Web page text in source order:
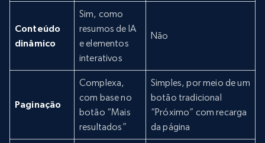
Conteúdo
dinâmico
Sim, como
resumos de IA
e elementos
interativos
Não
Paginação
Complexa,
com base no
botão “Mais
resultados”
Simples, por meio de um
botão tradicional
“Próximo” com recarga
da página